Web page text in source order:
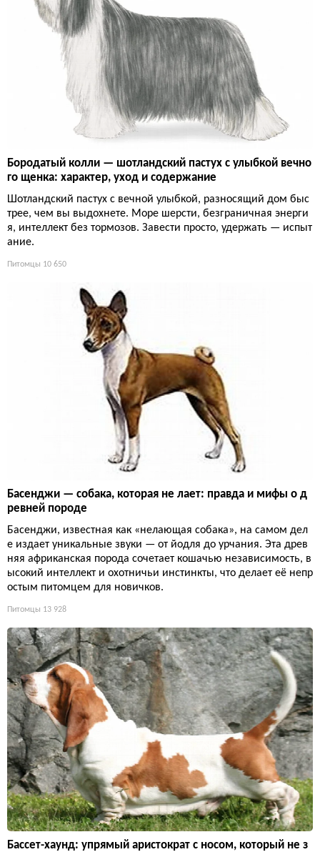
Бородатый колли — шотландский пастух с улыбкой вечно
го щенка: характер, уход и содержание
Шотландский пастух с вечной улыбкой, разносящий дом быс
трее, чем вы выдохнете. Море шерсти, безграничная энерги
я, интеллект без тормозов. Завести просто, удержать — испыт
ание.
Питомцы 10 650
Басенджи — собака, которая не лает: правда и мифы о д
ревней породе
Басенджи, известная как «нелающая собака», на самом дел
е издает уникальные звуки — от йодля до урчания. Эта древ
няя африканская порода сочетает кошачью независимость, в
ысокий интеллект и охотничьи инстинкты, что делает её непр
остым питомцем для новичков.
Питомцы 13 928
Бассет-хаунд: упрямый аристократ с носом, который не з